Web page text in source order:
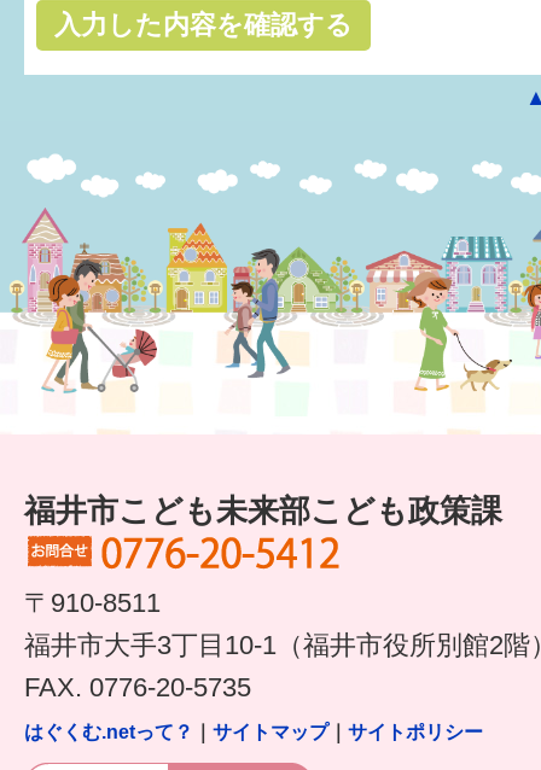
福井市こども未来部こども政策課
〒910-8511
福井市大手3丁目10-1（福井市役所別館2階
FAX. 0776-20-5735
はぐくむ.netって？ サイトマップ｜ サイトポリシー
パパもママも子育て
すまいるサポート行事案内